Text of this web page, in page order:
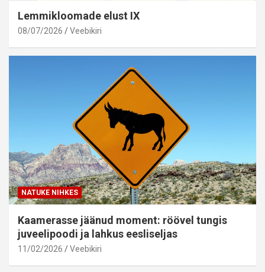
Lemmikloomade elust IX
08/07/2026 Veebikiri
NATUKE NIHKES
Kaamerasse jäänud moment: röövel tungis
juveelipoodi ja lahkus eesliseljas
11/02/2026 Veebikiri